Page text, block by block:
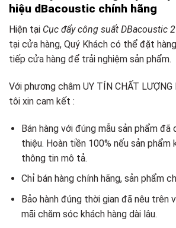
hiệu dBacoustic chính hãng
Hiện tại Cục đẩy công suất DBacoustic
tại cửa hàng, Quý Khách có thể đặt
tiếp cửa hàng để trải nghiệm sản phẩm.
Với phương châm UY TÍN CHẤT LƯỢNG
tôi xin cam kết :
Bán hàng với đúng mẫu sản phẩm đã
thiệu. Hoàn tiền 100% nếu sản phẩm
thông tin mô tả.
Chỉ bán hàng chính hãng, sản phẩm
Bảo hành đúng thời gian đã nêu trên
mãi chăm sóc khách hàng dài lâu.